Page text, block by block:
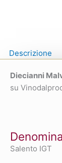
Descrizione
Diecianni
su
Salento IGT